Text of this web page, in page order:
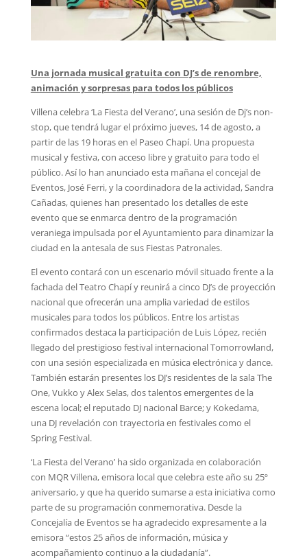
Una jornada musical gratuita con DJ’s de renombre,
animación y sorpresas para todos los públicos
Villena celebra ‘La Fiesta del Verano’, una sesión de Dj’s non-
stop, que tendrá lugar el próximo jueves, 14 de agosto, a
partir de las 19 horas en el Paseo Chapí. Una propuesta
musical y festiva, con acceso libre y gratuito para todo el
público. Así lo han anunciado esta mañana el concejal de
Eventos, José Ferri, y la coordinadora de la actividad, Sandra
Cañadas, quienes han presentado los detalles de este
evento que se enmarca dentro de la programación
veraniega impulsada por el Ayuntamiento para dinamizar la
ciudad en la antesala de sus Fiestas Patronales.
El evento contará con un escenario móvil situado frente a la
fachada del Teatro Chapí y reunirá a cinco DJ’s de proyección
nacional que ofrecerán una amplia variedad de estilos
musicales para todos los públicos. Entre los artistas
confirmados destaca la participación de Luis López, recién
llegado del prestigioso festival internacional Tomorrowland,
con una sesión especializada en música electrónica y dance.
También estarán presentes los DJ’s residentes de la sala The
One, Vukko y Alex Selas, dos talentos emergentes de la
escena local; el reputado DJ nacional Barce; y Kokedama,
una DJ revelación con trayectoria en festivales como el
Spring Festival.
‘La Fiesta del Verano’ ha sido organizada en colaboración
con MQR Villena, emisora local que celebra este año su 25º
aniversario, y que ha querido sumarse a esta iniciativa como
parte de su programación conmemorativa. Desde la
Concejalía de Eventos se ha agradecido expresamente a la
emisora “estos 25 años de información, música y
acompañamiento continuo a la ciudadanía”.